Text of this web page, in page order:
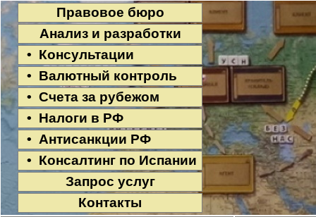
Правовое бюро
Анализ и разработки
• Консультации
• Валютный контроль
• Счета за рубежом
• Налоги в РФ
• Антисанкции РФ
• Консалтинг по Испании
Запрос услуг
Контакты